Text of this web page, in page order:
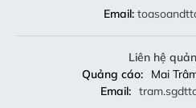
Email:
Liên hệ
Quảng cáo:
Mai
Email: